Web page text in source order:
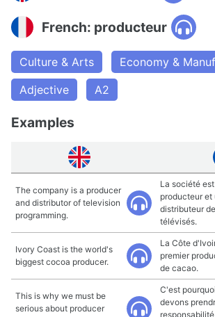
French: producteur
Culture & Arts
Economy &
Adjective
A2
Examples
The company is a producer
and distributor of television
programming.
La société
producteur et
distributeur
télévisés.
Ivory Coast is the world's
biggest cocoa producer.
La Côte
premier
de cacao.
This is why we must be
serious about producer
C'est
devons